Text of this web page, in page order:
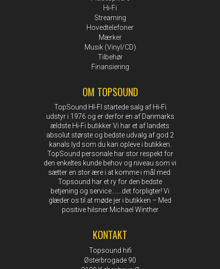
Hi-Fi
Streaming
Hovedtelefoner
Mærker
Musik (Vinyl/CD)
Tilbehør
Finansiering
OM TOPSOUND
TopSound HI-FI startede salg af Hi-Fi
udstyr i 1976 og er derfor en af Danmarks
ældste Hi-Fi butikker Vi har et af landets
absolut største og bedste udvalg af god 2
kanals lyd som du kan opleve i butikken.
TopSound personale har stor respekt for
den enkeltes kunde behov og niveau som vi
sætter en stor ære i at komme i mål med.
Topsound har et ry for den bedste
betjening og service…….det forpligter! Vi
glæder os til at møde jer i butikken – Med
positive hilsner Michael Winther
KONTAKT
Topsound hifi
Østerbrogade 90